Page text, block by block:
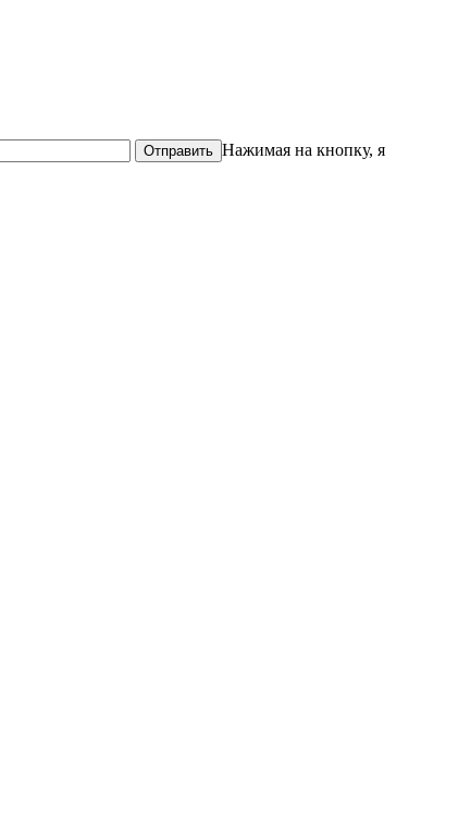
Отправить Нажимая на кнопку, я